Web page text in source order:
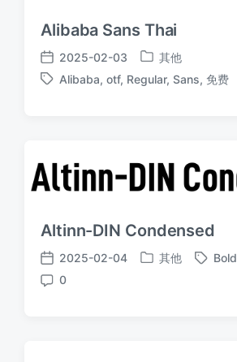
Alibaba Sans Thai
发
布
2025-02-03
发
布
其他
标
Alibaba, otf, Regular, Sans, 免费
Altinn-DIN Condensed
发
布
2025-02-04
发
其他
标
Bold
评
0